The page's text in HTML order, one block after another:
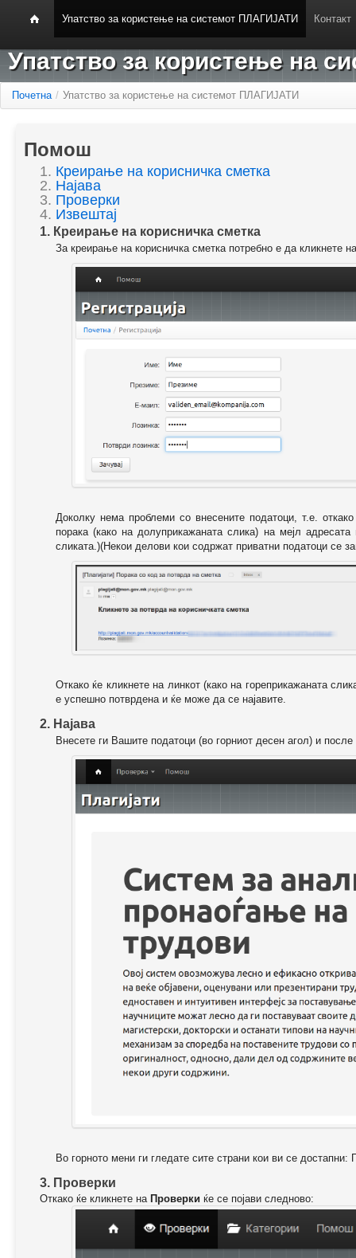
Упатство за користење на системот ПЛАГИЈАТИ Контакт
Упатство за користење на
Почетна / Упатство за користење на системот ПЛАГИЈАТИ
Помош
1. Креирање на корисничка сметка
2. Најава
3. Проверки
4. Извештај
1. Креирање на корисничка сметка
За креирање на корисничка сметка потребно е да кликнете
Доколку нема проблеми со внесените податоци, т.е.
порака (како на долуприкажаната слика) на мејл
сликата.)(Некои делови кои содржат приватни податоци се
Откако ќе кликнете на линкот (како на гореприкажаната
е успешно потврдена и ќе може да се најавите.
2. Најава
Внесете ги Вашите податоци (во горниот десен агол) и
Во горното мени ги гледате сите страни кои ви се
3. Проверки
Откако ќе кликнете на Проверки ќе се појави следново: